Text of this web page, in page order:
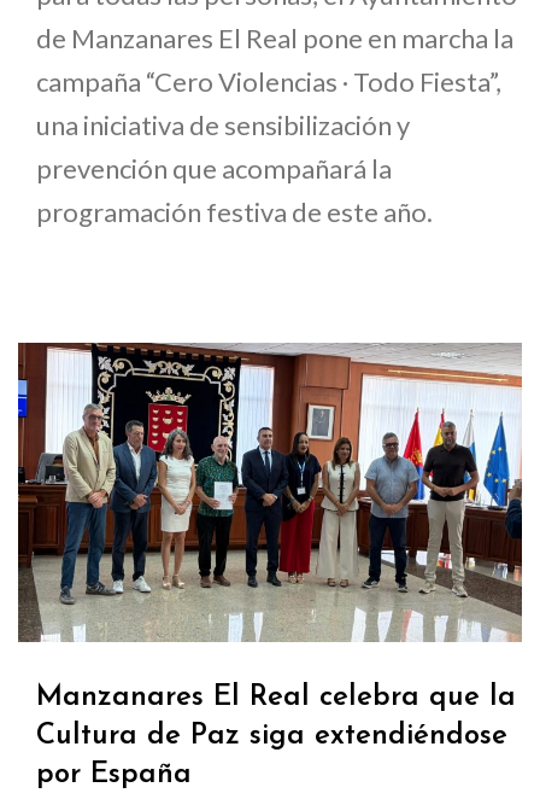
de Manzanares El Real pone en marcha la
campaña “Cero Violencias · Todo Fiesta”,
una iniciativa de sensibilización y
prevención que acompañará la
programación festiva de este año.
Manzanares El Real celebra que la
Cultura de Paz siga extendiéndose
por España